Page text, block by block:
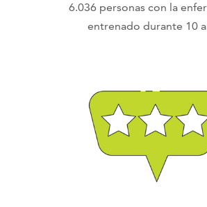
6.036 personas con la
entrenado durante 10